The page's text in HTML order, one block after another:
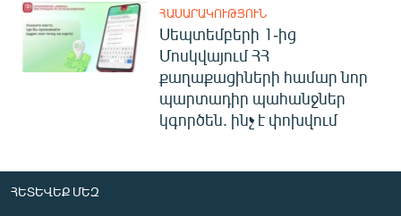
ՀԱՍԱՐԱԿՈՒԹՅՈՒՆ
Սեպտեմբերի 1-ից
Մոսկվայում ՀՀ
քաղաքացիների համար նոր
պարտադիր պահանջներ
կգործեն. ինչ է փոխվում
ՀԵՏԵՎԵՔ ՄԵԶ